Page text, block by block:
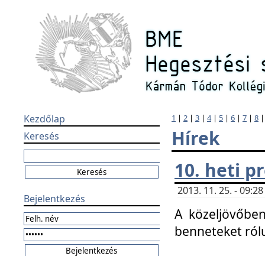
Kezdőlap
Keresés
Bejelentkezés
1 | 2 | 3 | 4| 5 | 6 | 7 | 8
Hírek
10. heti
2013. 11. 25. -
A
benneteket